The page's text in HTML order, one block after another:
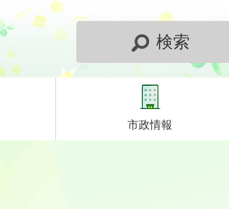
検索
市政情報